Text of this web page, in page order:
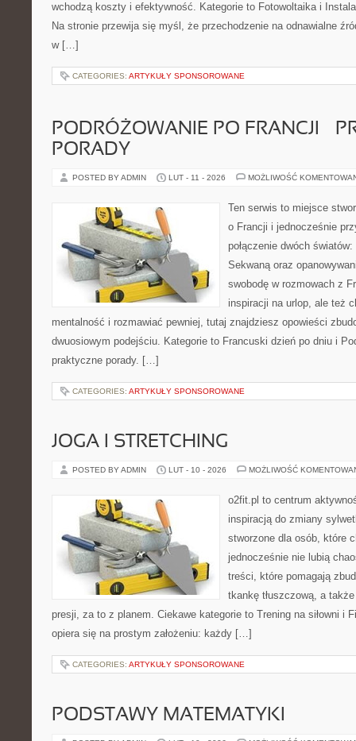
wchodzą koszty i efektywność. Kategorie to Fotowoltaika i
Na stronie przewija się myśl, że przechodzenie na odnawialne
w […]
CATEGORIES: ARTYKUŁY SPONSOROWANE
PODRÓŻOWANIE PO FRANCJI –
PORADY
POSTED BY ADMIN LUT - 11 - 2026 MOŻLIWOŚĆ
Ten serwis to miejsce
o Francji i jednocześnie
połączenie dwóch
Sekwaną oraz
swobodę w rozmowach z
inspiracji na urlop, ale też
mentalność i rozmawiać pewniej, tutaj znajdziesz opowieści
dwuosiowym podejściu. Kategorie to Francuski dzień po dniu i
praktyczne porady. […]
CATEGORIES: ARTYKUŁY SPONSOROWANE
JOGA I STRETCHING
POSTED BY ADMIN LUT - 10 - 2026 MOŻLIWOŚĆ
o2fit.pl to centrum
inspiracją do zmiany
stworzone dla osób, które
jednocześnie nie lubią
treści, które pomagają
tkankę tłuszczową, a
presji, za to z planem. Ciekawe kategorie to Trening na siłowni i
opiera się na prostym założeniu: każdy […]
CATEGORIES: ARTYKUŁY SPONSOROWANE
PODSTAWY MATEMATYKI